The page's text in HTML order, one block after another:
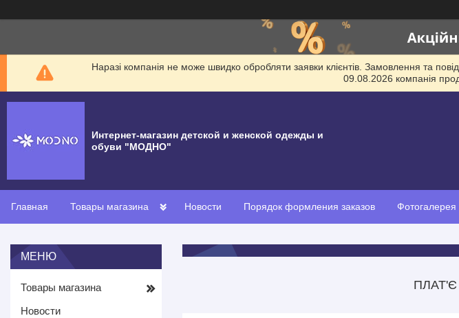
Наразі компанія не може швидко обробляти заявки клієнтів. Замовлення та
09.08.2026 компанія
Интернет-магазин детской и женской одежды и
обуви "МОДНО"
Главная Товары магазина Новости Порядок формления заказов Фотогалерея
Товары магазина
Новости